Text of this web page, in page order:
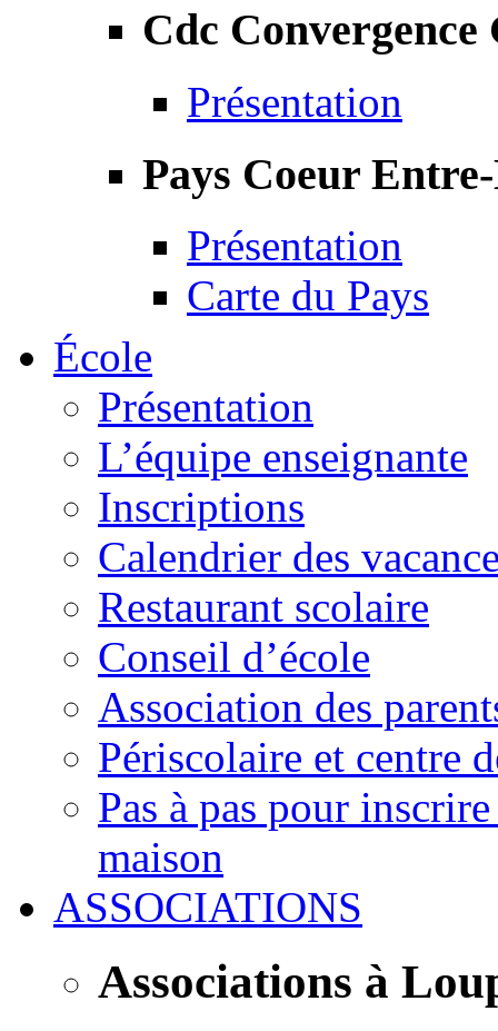
Cdc Convergence
Présentation
Pays Coeur
Présentation
Carte du Pays
École
Présentation
L’équipe enseignante
Inscriptions
Calendrier des
Restaurant scolaire
Conseil d’école
Association des
Périscolaire et centre
Pas à pas pour
maison
ASSOCIATIONS
Associations à